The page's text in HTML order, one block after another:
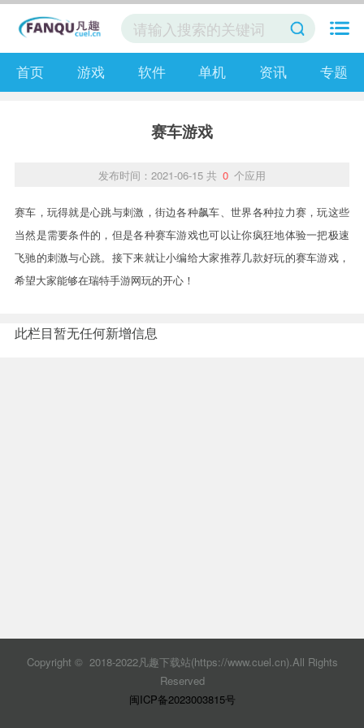
首页 游戏 软件 单机 资讯 专题
赛车游戏
发布时间：2021-06-15 共 0 个应用
赛车，玩得就是心跳与刺激，街边各种飙车、世界各种拉力赛，玩这些
当然是需要条件的，但是各种赛车游戏也可以让你疯狂地体验一把极速
飞驰的刺激与心跳。接下来就让小编给大家推荐几款好玩的赛车游戏，
希望大家能够在瑞特手游网玩的开心！
此栏目暂无任何新增信息
Copyright © 2018-2022凡趣下载站(https://www.cuel.cn).All Rights
Reserved
闽ICP备2023003815号